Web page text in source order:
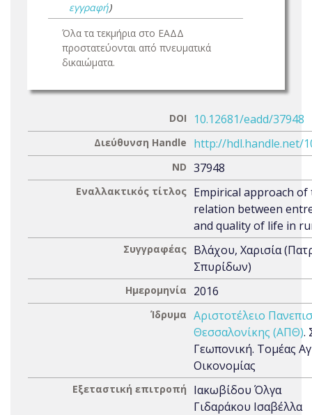
εγγραφή)
Όλα τα τεκμήρια στο ΕΑΔΔ
προστατεύονται από πνευματικά
δικαιώματα.
DOI 10.12681/eadd/37948
Διεύθυνση Handle http://hdl.handle.net/
ND 37948
Εναλλακτικός τίτλος Empirical approach
relation between
and quality of life in
Συγγραφέας Βλάχου, Χαρισία
Σπυρίδων)
Ημερομηνία 2016
Ίδρυμα Αριστοτέλειο
Θεσσαλονίκης (ΑΠΘ).
Γεωπονική. Τομέας
Οικονομίας
Εξεταστική επιτροπή
Ιακωβίδου Όλγα
Γιδαράκου Ισαβέλλα